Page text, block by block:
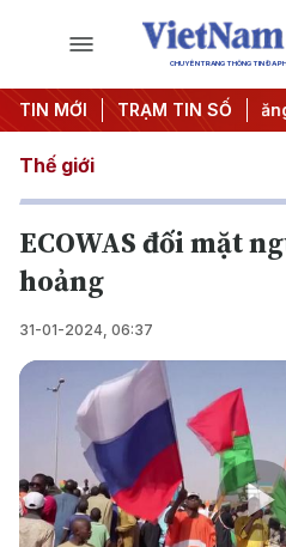
CHUYÊN TRANG THÔNG TIN ĐA
TIN MỚI TRẠM TIN SỐ
khai thác IUU #Căng
Thế giới
ECOWAS đối mặt
hoảng
31-01-2024, 06:37